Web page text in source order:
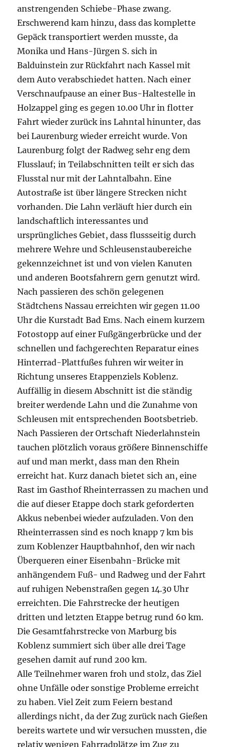
anstrengenden Schiebe-Phase zwang.
Erschwerend kam hinzu, dass das komplette
Gepäck transportiert werden musste, da
Monika und Hans-Jürgen S. sich in
Balduinstein zur Rückfahrt nach Kassel mit
dem Auto verabschiedet hatten. Nach einer
Verschnaufpause an einer Bus-Haltestelle in
Holzappel ging es gegen 10.00 Uhr in flotter
Fahrt wieder zurück ins Lahntal hinunter, das
bei Laurenburg wieder erreicht wurde. Von
Laurenburg folgt der Radweg sehr eng dem
Flusslauf; in Teilabschnitten teilt er sich das
Flusstal nur mit der Lahntalbahn. Eine
Autostraße ist über längere Strecken nicht
vorhanden. Die Lahn verläuft hier durch ein
landschaftlich interessantes und
ursprüngliches Gebiet, dass flussseitig durch
mehrere Wehre und Schleusenstaubereiche
gekennzeichnet ist und von vielen Kanuten
und anderen Bootsfahrern gern genutzt wird.
Nach passieren des schön gelegenen
Städtchens Nassau erreichten wir gegen 11.00
Uhr die Kurstadt Bad Ems. Nach einem kurzem
Fotostopp auf einer Fußgängerbrücke und der
schnellen und fachgerechten Reparatur eines
Hinterrad-Plattfußes fuhren wir weiter in
Richtung unseres Etappenziels Koblenz.
Auffällig in diesem Abschnitt ist die ständig
breiter werdende Lahn und die Zunahme von
Schleusen mit entsprechenden Bootsbetrieb.
Nach Passieren der Ortschaft Niederlahnstein
tauchen plötzlich voraus größere Binnenschiffe
auf und man merkt, dass man den Rhein
erreicht hat. Kurz danach bietet sich an, eine
Rast im Gasthof Rheinterrassen zu machen und
die auf dieser Etappe doch stark geforderten
Akkus nebenbei wieder aufzuladen. Von den
Rheinterrassen sind es noch knapp 7 km bis
zum Koblenzer Hauptbahnhof, den wir nach
Überqueren einer Eisenbahn-Brücke mit
anhängendem Fuß- und Radweg und der Fahrt
auf ruhigen Nebenstraßen gegen 14.30 Uhr
erreichten. Die Fahrstrecke der heutigen
dritten und letzten Etappe betrug rund 60 km.
Die Gesamtfahrstrecke von Marburg bis
Koblenz summiert sich über alle drei Tage
gesehen damit auf rund 200 km.
Alle Teilnehmer waren froh und stolz, das Ziel
ohne Unfälle oder sonstige Probleme erreicht
zu haben. Viel Zeit zum Feiern bestand
allerdings nicht, da der Zug zurück nach Gießen
bereits wartete und wir versuchen mussten, die
relativ wenigen Fahrradplätze im Zug zu